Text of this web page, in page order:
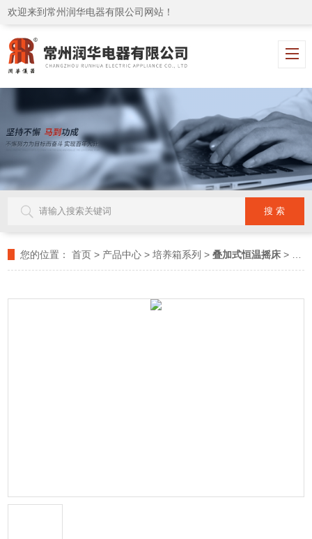
欢迎来到常州润华电器有限公司网站！
您的位置： 首页 > 产品中心 >培养箱系列 >叠加式恒温摇床 > QZDJ-2D组合式摇床